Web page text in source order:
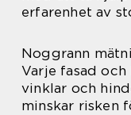
erfarenhet av
Noggrann
Varje fasad
vinklar och
minskar risken